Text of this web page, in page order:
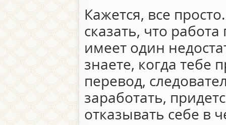
Кажется, все
сказать, что
имеет один
знаете, когда тебе
перевод,
заработать,
отказывать себе в